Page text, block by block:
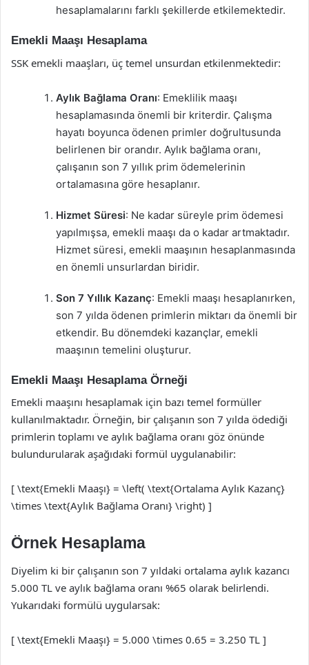
hesaplamalarını farklı şekillerde etkilemektedir.
Emekli Maaşı Hesaplama
SSK emekli maaşları, üç temel unsurdan etkilenmektedir:
Aylık Bağlama Oranı: Emeklilik maaşı
hesaplamasında önemli bir kriterdir. Çalışma
hayatı boyunca ödenen primler doğrultusunda
belirlenen bir orandır. Aylık bağlama oranı,
çalışanın son 7 yıllık prim ödemelerinin
ortalamasına göre hesaplanır.
Hizmet Süresi: Ne kadar süreyle prim ödemesi
yapılmışsa, emekli maaşı da o kadar artmaktadır.
Hizmet süresi, emekli maaşının hesaplanmasında
en önemli unsurlardan biridir.
Son 7 Yıllık Kazanç: Emekli maaşı hesaplanırken,
son 7 yılda ödenen primlerin miktarı da önemli bir
etkendir. Bu dönemdeki kazançlar, emekli
maaşının temelini oluşturur.
Emekli Maaşı Hesaplama Örneği
Emekli maaşını hesaplamak için bazı temel formüller
kullanılmaktadır. Örneğin, bir çalışanın son 7 yılda ödediği
primlerin toplamı ve aylık bağlama oranı göz önünde
bulundurularak aşağıdaki formül uygulanabilir:
[ \text{Emekli Maaşı} = \left( \text{Ortalama Aylık Kazanç}
\times \text{Aylık Bağlama Oranı} \right) ]
Örnek Hesaplama
Diyelim ki bir çalışanın son 7 yıldaki ortalama aylık kazancı
5.000 TL ve aylık bağlama oranı %65 olarak belirlendi.
Yukarıdaki formülü uygularsak:
[ \text{Emekli Maaşı} = 5.000 \times 0.65 = 3.250 TL ]